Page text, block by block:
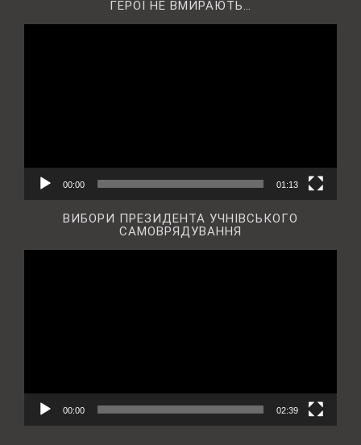
ГЕРОЇ НЕ ВМИРАЮТЬ…
00:00 01:13
ВИБОРИ ПРЕЗИДЕНТА УЧНІВСЬКОГО
САМОВРЯДУВАННЯ
00:00 02:39